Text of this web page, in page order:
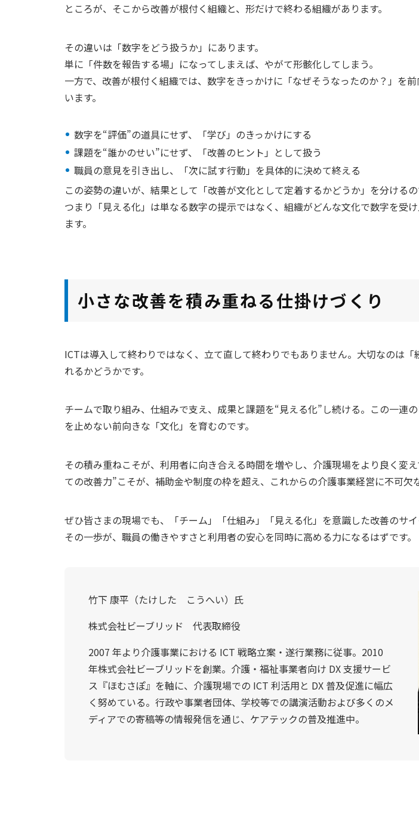
ところが、そこから改善が根付く組織と、形だけで終わる組織があります。
その違いは「数字をどう扱うか」にあります。
単に「件数を報告する場」になってしまえば、やがて形骸化してしまう。
一方で、改善が根付く組織では、数字をきっかけに「なぜそうなったのか？」を
います。
数字を“評価”の道具にせず、「学び」のきっかけにする
課題を“誰かのせい”にせず、「改善のヒント」として扱う
職員の意見を引き出し、「次に試す行動」を具体的に決めて終える
この姿勢の違いが、結果として「改善が文化として定着するかどうか」を分けるの
つまり「見える化」は単なる数字の提示ではなく、組織がどんな文化で数字を受
ます。
小さな改善を積み重ねる仕掛けづくり
ICTは導入して終わりではなく、立て直して終わりでもありません。大切なのは「
れるかどうかです。
チームで取り組み、仕組みで支え、成果と課題を“見える化”し続ける。この一連
を止めない前向きな「文化」を育むのです。
その積み重ねこそが、利用者に向き合える時間を増やし、介護現場をより良く変
ての改善力”こそが、補助金や制度の枠を超え、これからの介護事業経営に不可欠
ぜひ皆さまの現場でも、「チーム」「仕組み」「見える化」を意識した改善のサイ
その一歩が、職員の働きやすさと利用者の安心を同時に高める力になるはずです。
竹下 康平（たけした こうへい）氏
株式会社ビーブリッド 代表取締役
2007 年より介護事業における ICT 戦略立案・遂行業務に従事。2010
年株式会社ビーブリッドを創業。介護・福祉事業者向け DX 支援サービ
ス『ほむさぽ』を軸に、介護現場での ICT 利活用と DX 普及促進に幅広
く努めている。行政や事業者団体、学校等での講演活動および多くのメ
ディアでの寄稿等の情報発信を通じ、ケアテックの普及推進中。